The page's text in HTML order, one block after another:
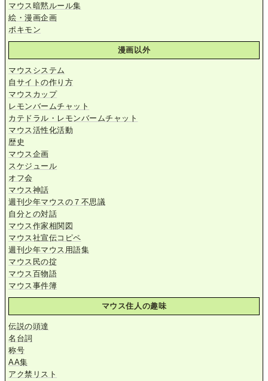
マウス暗黙ルール集
絵・漫画企画
ポキモン
漫画以外
マウスシステム
自サイトの作り方
マウスカップ
レモンバームチャット
カテドラル・レモンバームチャット
マウス活性化活動
歴史
マウス企画
スケジュール
オフ会
マウス神話
週刊少年マウスの７不思議
自分との対話
マウス作家相関図
マウス社宣伝コピペ
週刊少年マウス用語集
マウス民の掟
マウス百物語
マウス事件簿
マウス住人の趣味
伝説の頭達
名台詞
称号
AA集
アク禁リスト